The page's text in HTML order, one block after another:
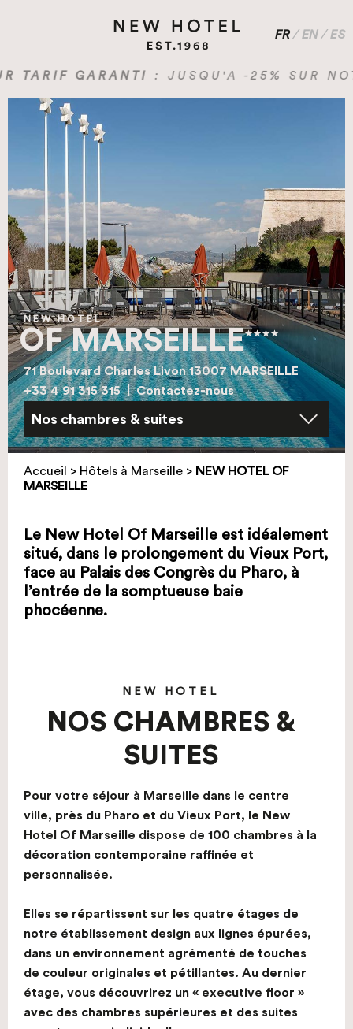
FR / EN / ES
GARANTI: JUSQU'A -25% SUR NOTRE
NEW HOTEL
OF MARSEILLE
71 Boulevard Charles Livon 13007 MARSEILLE
+33 4 91 315 315| Contactez-nous
Accueil > Hôtels à Marseille > NEW HOTEL OF
MARSEILLE
Le New Hotel Of Marseille est idéalement
situé, dans le prolongement du Vieux Port,
face au Palais des Congrès du Pharo, à
l’entrée de la somptueuse baie
phocéenne.
NEW HOTEL
NOS CHAMBRES &
SUITES
Pour votre séjour à Marseille dans le centre
ville, près du Pharo et du Vieux Port, le New
Hotel Of Marseille dispose de 100 chambres à la
décoration contemporaine raffinée et
personnalisée.
Elles se répartissent sur les quatre étages de
notre établissement design aux lignes épurées,
dans un environnement agrémenté de touches
de couleur originales et pétillantes. Au dernier
étage, vous découvrirez un « executive floor »
avec des chambres supérieures et des suites